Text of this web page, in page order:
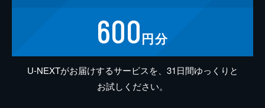
600円分
U-NEXTがお届けするサービスを、31日間ゆっくりと
お試しください。